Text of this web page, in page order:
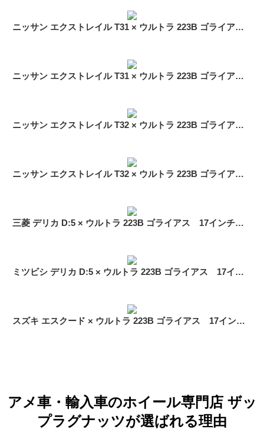
ニッサン エクストレイル T31 × ウルトラ 223B ゴライアス 17インチ 装着イメージ
ニッサン エクストレイル T31 × ウルトラ 223B ゴライアス 17インチ 装着イメージ
ニッサン エクストレイル T32 × ウルトラ 223B ゴライアス 17インチ 装着イメージ
ニッサン エクストレイル T32 × ウルトラ 223B ゴライアス BFグッドリッチオールテレーン 装着イメージ
三菱 デリカ D:5 × ウルトラ 223B ゴライアス 17インチ 装着イメージ
ミツビシ デリカ D:5 × ウルトラ 223B ゴライアス 17インチ 装着イメージ
スズキ エスクード × ウルトラ 223B ゴライアス 17インチ 装着イメージ
アメ車・輸入車のホイール専門店 ザッ
プラグナッツが選ばれる理由